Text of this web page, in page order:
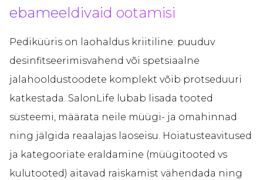
ebameeldivaid ootamisi
Pediküüris on laohaldus kriitiline: puuduv
desinfitseerimisvahend või spetsiaalne
jalahooldustoodete komplekt võib protseduuri
katkestada. SalonLife lubab lisada tooted
süsteemi, määrata neile müügi- ja omahinnad
ning jälgida reaalajas laoseisu. Hoiatusteavitused
ja kategooriate eraldamine (müügitooted vs
kulutooted) aitavad raiskamist vähendada ning